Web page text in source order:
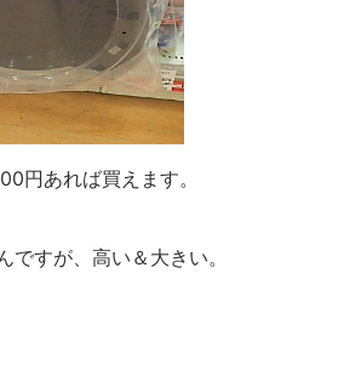
円あれば買えます。
ですが、高い＆大きい。